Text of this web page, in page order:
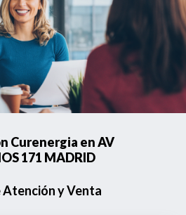
Curenergia en AV
171 MADRID
y Venta